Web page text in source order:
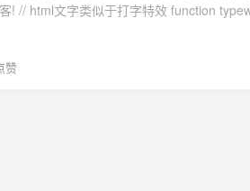
width, initial-scale=1, shrink-to-fit=no"> <style
赞